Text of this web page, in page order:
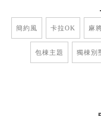
簡約風 卡拉OK 麻
包棟主題 獨棟別